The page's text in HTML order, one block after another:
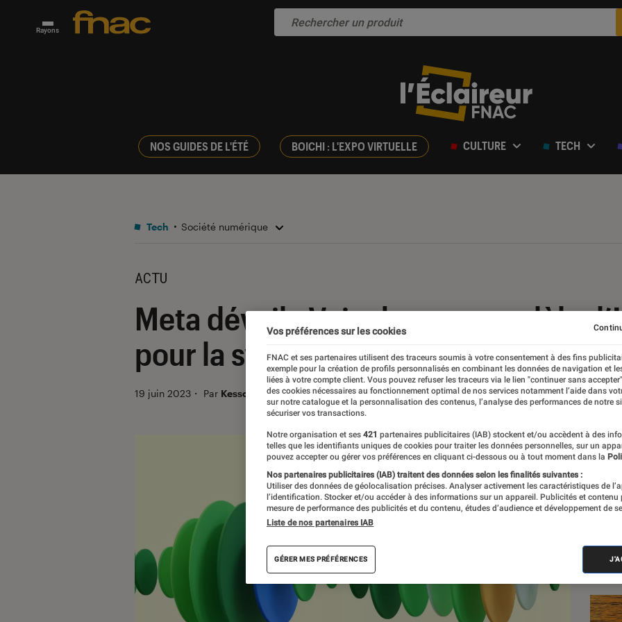
Rayons
NOS GUIDES DE L'ÉTÉ BOICHI : L'EXPO VIRTUELLE CULTURE TECH
Tech Société numérique
ACTU
Meta dévoile Voicebox, un modèle
pour la synthèse vocale
19 juin 2023 ・ Par Kesso Diallo
Vos préférences sur les cookies
FNAC et ses partenaires utilisent des traceurs soumis à votre consentement à des fins
exemple pour la création de profils personnalisés en combinant les données de navigation et
liées à votre compte client. Vous pouvez refuser les traceurs via le lien "continuer sans
des cookies nécessaires au fonctionnement optimal de nos services notamment l’aide dans
sur notre catalogue et la personnalisation des contenus, l’analyse des performances de notre
sécuriser vos transactions.
Notre organisation et ses 421 partenaires publicitaires (IAB) stockent et/ou accèdent à des
telles que les identifiants uniques de cookies pour traiter les données personnelles, sur un
pouvez accepter ou gérer vos préférences en cliquant ci-dessous ou à tout moment dans la
Nos partenaires publicitaires (IAB) traitent des données selon les finalités suivantes :
Utiliser des données de géolocalisation précises. Analyser activement les caractéristiques de
l’identification. Stocker et/ou accéder à des informations sur un appareil. Publicités et contenu
mesure de performance des publicités et du contenu, études d’audience et développement de
Liste de nos partenaires IAB
GÉRER MES PRÉFÉRENCES